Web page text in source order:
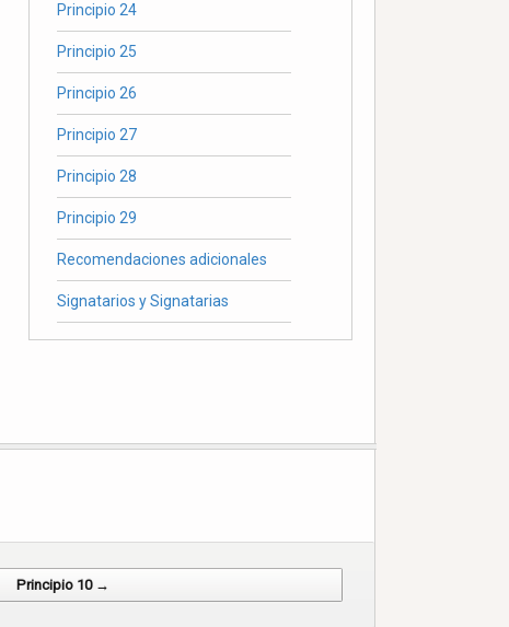
Principio 24
Principio 25
Principio 26
Principio 27
Principio 28
Principio 29
Recomendaciones adicionales
Signatarios y Signatarias
Principio 10 →